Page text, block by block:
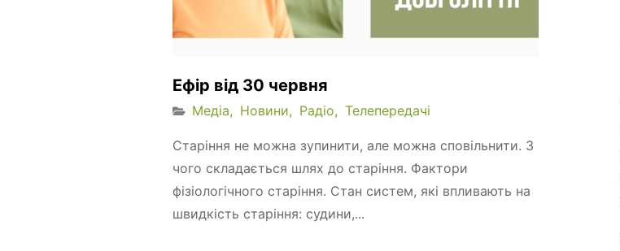
Ефір від 30 червня
Медіа Новини Радіо Телепередачі
Старіння не можна зупинити, але можна сповільнити. З
чого складається шлях до старіння. Фактори
фізіологічного старіння. Стан систем, які впливають на
швидкість старіння: судини,...